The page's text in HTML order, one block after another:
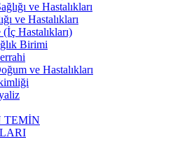
ve Hastalıkları
ve Hastalıkları
Hastalıkları)
Birimi
ve Hastalıkları
TEMİN